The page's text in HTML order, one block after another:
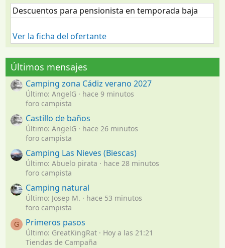
Descuentos para pensionista en temporada baja
Ver la ficha del ofertante
Últimos mensajes
Camping zona Cádiz verano 2027
Último: AngelG
hace 9 minutos
foro campista
Castillo de baños
Último: AngelG
hace 26 minutos
foro campista
Camping Las Nieves (Biescas)
Último: Abuelo pirata
hace 28 minutos
foro campista
Camping natural
Último: Josep M.
hace 53 minutos
foro campista
G Primeros pasos
Último: GreatKingRat
Hoy a las 21:21
Tiendas de Campaña